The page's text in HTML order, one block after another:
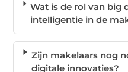
Wat is de rol van big
intelligentie in de
Zijn makelaars nog
digitale innovaties?